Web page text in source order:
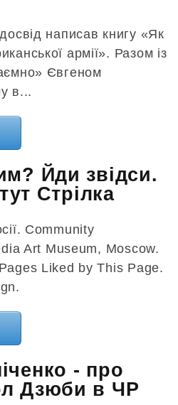
написав книгу «Як
армії». Разом із
Євгеном
в...
Йди звідси.
Стрілка
Community
Art Museum, Moscow.
Liked by This Page.
- про
Дзюби в ЧР